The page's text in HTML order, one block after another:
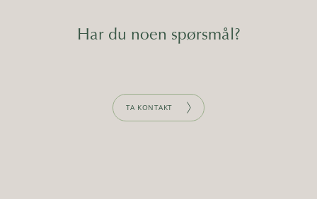
Har du noen spørsmål?
TA KONTAKT